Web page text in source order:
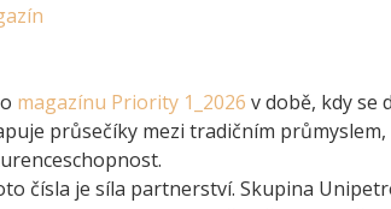
magazínu Priority 1_2026 v době, kdy se
průsečíky mezi tradičním
čísla je síla partnerství. Skupina